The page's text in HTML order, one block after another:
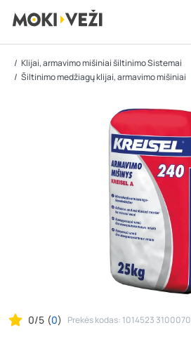
Klijai, armavimo mišiniai šiltinimo Sistemai
Šiltinimo medžiagų klijai, armavimo mišiniai
0/5 (0) Prekės kodas: 1014523 3100070